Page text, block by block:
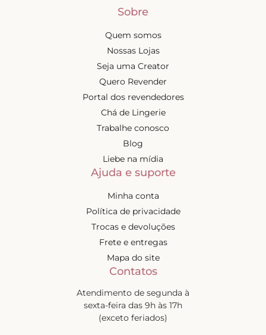
Sobre
Quem somos
Nossas Lojas
Seja uma Creator
Quero Revender
Portal dos revendedores
Chá de Lingerie
Trabalhe conosco
Blog
Liebe na mídia
Ajuda e suporte
Minha conta
Política de privacidade
Trocas e devoluções
Frete e entregas
Mapa do site
Contatos
Atendimento de segunda à
sexta-feira das 9h às 17h
(exceto feriados)